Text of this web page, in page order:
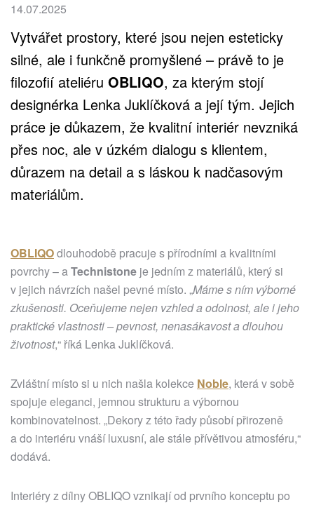
14.07.2025
Vytvářet prostory, které jsou nejen esteticky
silné, ale i funkčně promyšlené – právě to je
filozofií ateliéru OBLIQO, za kterým stojí
designérka Lenka Juklíčková a její tým. Jejich
práce je důkazem, že kvalitní interiér nevzniká
přes noc, ale v úzkém dialogu s klientem,
důrazem na detail a s láskou k nadčasovým
materiálům.
OBLIQOdlouhodobě pracuje s přírodními a kvalitními
povrchy – aTechnistone je jedním z materiálů, který si
v jejich návrzích našel pevné místo. „Máme s ním výborné
zkušenosti. Oceňujeme nejen vzhled a odolnost, ale i jeho
praktické vlastnosti – pevnost, nenasákavost a dlouhou
životnost,“ říká Lenka Juklíčková.
Zvláštní místo si u nich našla kolekce Noble, která v sobě
spojuje eleganci, jemnou strukturu a výbornou
kombinovatelnost. „Dekory z této řady působí přirozeně
a do interiéru vnáší luxusní, ale stále přívětivou atmosféru,“
dodává.
Interiéry z dílny OBLIQO vznikají od prvního konceptu po